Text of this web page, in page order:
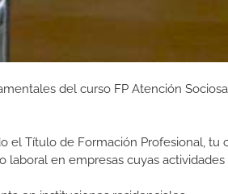
del curso FP Atención
el Título de Formación Profesional,
laboral en empresas cuyas